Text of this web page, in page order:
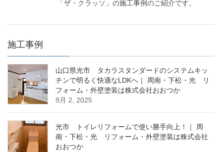
「ザ・クラッソ」の施工事例のご紹介です。
施工事例
山口県光市 タカラスタンダードのシステムキッ
チンで明るく快適なLDKへ｜ 周南・下松・光 リ
フォーム・外壁塗装は株式会社おおつか
9月 2, 2025
光市 トイレリフォームで使い勝手向上！｜ 周
南・下松・光 リフォーム・外壁塗装は株式会社
おおつか